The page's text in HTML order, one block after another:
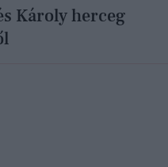
Károly herceg